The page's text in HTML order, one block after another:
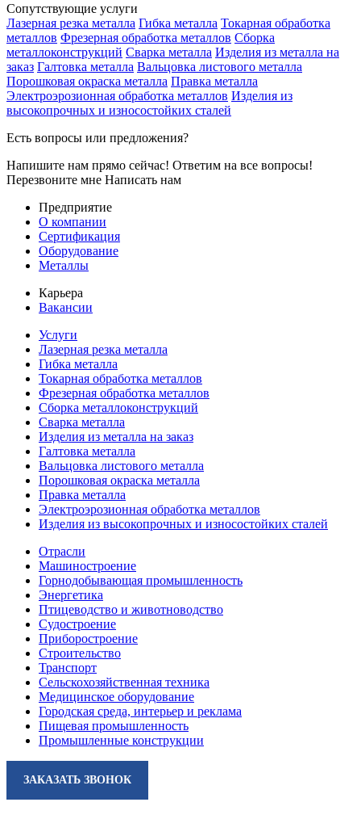
Сопутствующие услуги
Лазерная резка металла Гибка металла Токарная обработка
металлов Фрезерная обработка металлов Сборка
металлоконструкций Сварка металла Изделия из металла на
заказ Галтовка металла Вальцовка листового металла
Порошковая окраска металла Правка металла
Электроэрозионная обработка металлов Изделия из
высокопрочных и износостойких сталей
Есть вопросы или предложения?
Напишите нам прямо сейчас! Ответим на все вопросы!
Перезвоните мне Написать нам
Предприятие
О компании
Сертификация
Оборудование
Металлы
Карьера
Вакансии
Услуги
Лазерная резка металла
Гибка металла
Токарная обработка металлов
Фрезерная обработка металлов
Сборка металлоконструкций
Сварка металла
Изделия из металла на заказ
Галтовка металла
Вальцовка листового металла
Порошковая окраска металла
Правка металла
Электроэрозионная обработка металлов
Изделия из высокопрочных и износостойких сталей
Отрасли
Машиностроение
Горнодобывающая промышленность
Энергетика
Птицеводство и животноводство
Судостроение
Приборостроение
Строительство
Транспорт
Сельскохозяйственная техника
Медицинское оборудование
Городская среда, интерьер и реклама
Пищевая промышленность
Промышленные конструкции
ЗАКАЗАТЬ ЗВОНОК